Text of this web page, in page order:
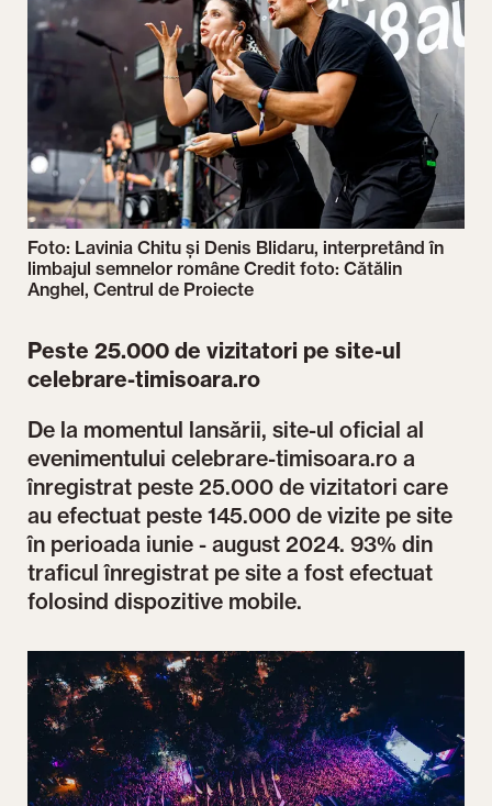
Foto: Lavinia Chitu și Denis Blidaru, interpretând în
limbajul semnelor române Credit foto: Cătălin
Anghel, Centrul de Proiecte
Peste 25.000 de vizitatori pe site-ul
celebrare-timisoara.ro
De la momentul lansării, site-ul oficial al
evenimentului celebrare-timisoara.ro a
înregistrat peste 25.000 de vizitatori care
au efectuat peste 145.000 de vizite pe site
în perioada iunie - august 2024. 93% din
traficul înregistrat pe site a fost efectuat
folosind dispozitive mobile.